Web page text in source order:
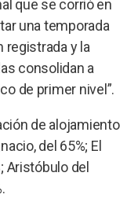
que se corrió en
una temporada
registrada y la
consolidan a
de primer nivel”.
de alojamiento
del 65%; El
Aristóbulo del